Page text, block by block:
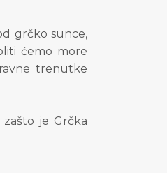
grčko sunce,
ćemo more
trenutke
je Grčka